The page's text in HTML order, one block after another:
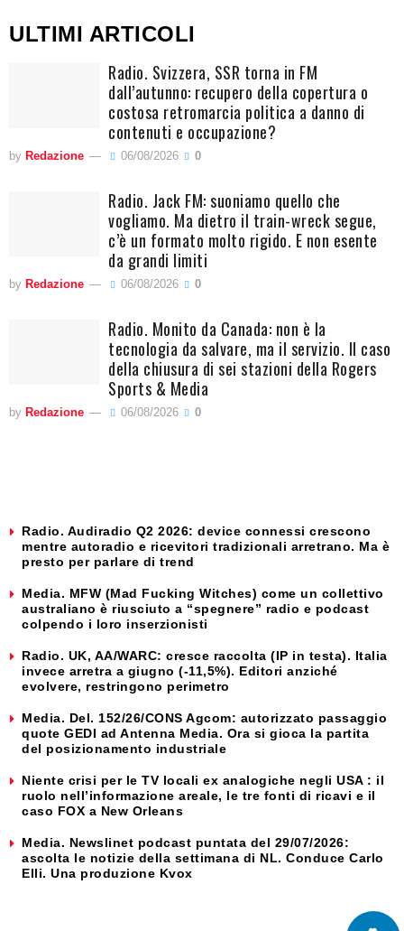
ULTIMI ARTICOLI
Radio. Svizzera, SSR torna in FM
dall’autunno: recupero della copertura o
costosa retromarcia politica a danno di
contenuti e occupazione?
by Redazione 06/08/2026 0
Radio. Jack FM: suoniamo quello che
vogliamo. Ma dietro il train-wreck segue,
c’è un formato molto rigido. E non esente
da grandi limiti
by Redazione 06/08/2026 0
Radio. Monito da Canada: non è la
tecnologia da salvare, ma il servizio. Il caso
della chiusura di sei stazioni della Rogers
Sports & Media
by Redazione 06/08/2026 0
Radio. Audiradio Q2 2026: device connessi crescono
mentre autoradio e ricevitori tradizionali arretrano. Ma è
presto per parlare di trend
Media. MFW (Mad Fucking Witches) come un collettivo
australiano è riusciuto a “spegnere” radio e podcast
colpendo i loro inserzionisti
Radio. UK, AA/WARC: cresce raccolta (IP in testa). Italia
invece arretra a giugno (-11,5%). Editori anziché
evolvere, restringono perimetro
Media. Del. 152/26/CONS Agcom: autorizzato passaggio
quote GEDI ad Antenna Media. Ora si gioca la partita
del posizionamento industriale
Niente crisi per le TV locali ex analogiche negli USA : il
ruolo nell’informazione areale, le tre fonti di ricavi e il
caso FOX a New Orleans
Media. Newslinet podcast puntata del 29/07/2026:
ascolta le notizie della settimana di NL. Conduce Carlo
Elli. Una produzione Kvox